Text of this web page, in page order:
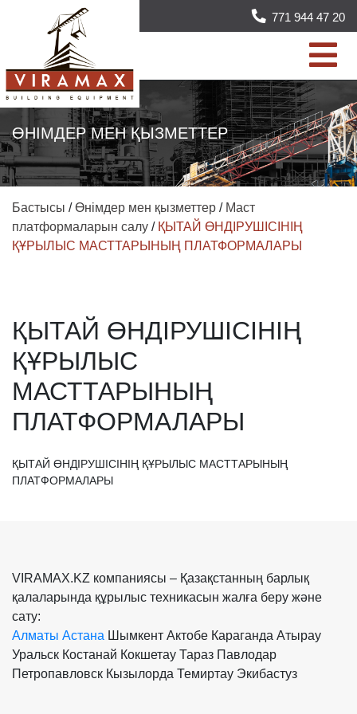
771 944 47 20
ӨНІМДЕР МЕН ҚЫЗМЕТТЕР
Бастысы /Өнімдер мен қызметтер / Маст
платформаларын салу / ҚЫТАЙ ӨНДІРУШІСІНІҢ
ҚҰРЫЛЫС МАСТТАРЫНЫҢ ПЛАТФОРМАЛАРЫ
ҚЫТАЙ ӨНДІРУШІСІНІҢ
ҚҰРЫЛЫС
МАСТТАРЫНЫҢ
ПЛАТФОРМАЛАРЫ
ҚЫТАЙ ӨНДІРУШІСІНІҢ ҚҰРЫЛЫС МАСТТАРЫНЫҢ
ПЛАТФОРМАЛАРЫ
VIRAMAX.KZ компаниясы – Қазақстанның барлық
қалаларында құрылыс техникасын жалға беру және
сату:
Алматы Астана Шымкент Актобе Караганда Атырау
Уральск Костанай Кокшетау Тараз Павлодар
Петропавловск Кызылорда Темиртау Экибастуз